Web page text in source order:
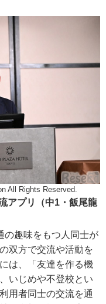
All Rights Reserved.
アプリ（中1・飯尾龍
趣味をもつ人同士が
双方で交流や活動を
は、「友達を作る機
いじめや不登校とい
用者同士の交流を通